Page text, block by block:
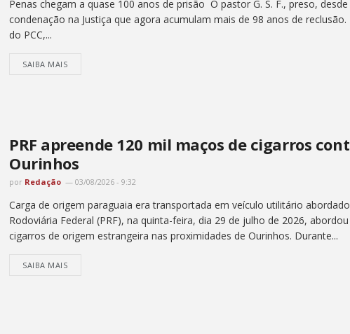
Penas chegam a quase 100 anos de prisão O pastor G. S. F., preso,
condenação na Justiça que agora acumulam mais de 98 anos de
do PCC,...
SAIBA MAIS
PRF apreende 120 mil maços de cigarros
Ourinhos
por Redação 03/08/2026 - 9:32
Carga de origem paraguaia era transportada em veículo utilitário
Rodoviária Federal (PRF), na quinta-feira, dia 29 de julho de 2026,
cigarros de origem estrangeira nas proximidades de Ourinhos. Durante...
SAIBA MAIS